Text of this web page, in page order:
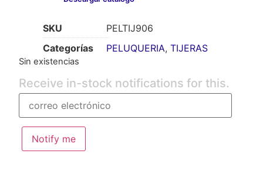
SKU
PELTIJ906
Categorías
PELUQUERIA,TIJERAS
Sin existencias
Receive in-stock notifications for this.
Notify me